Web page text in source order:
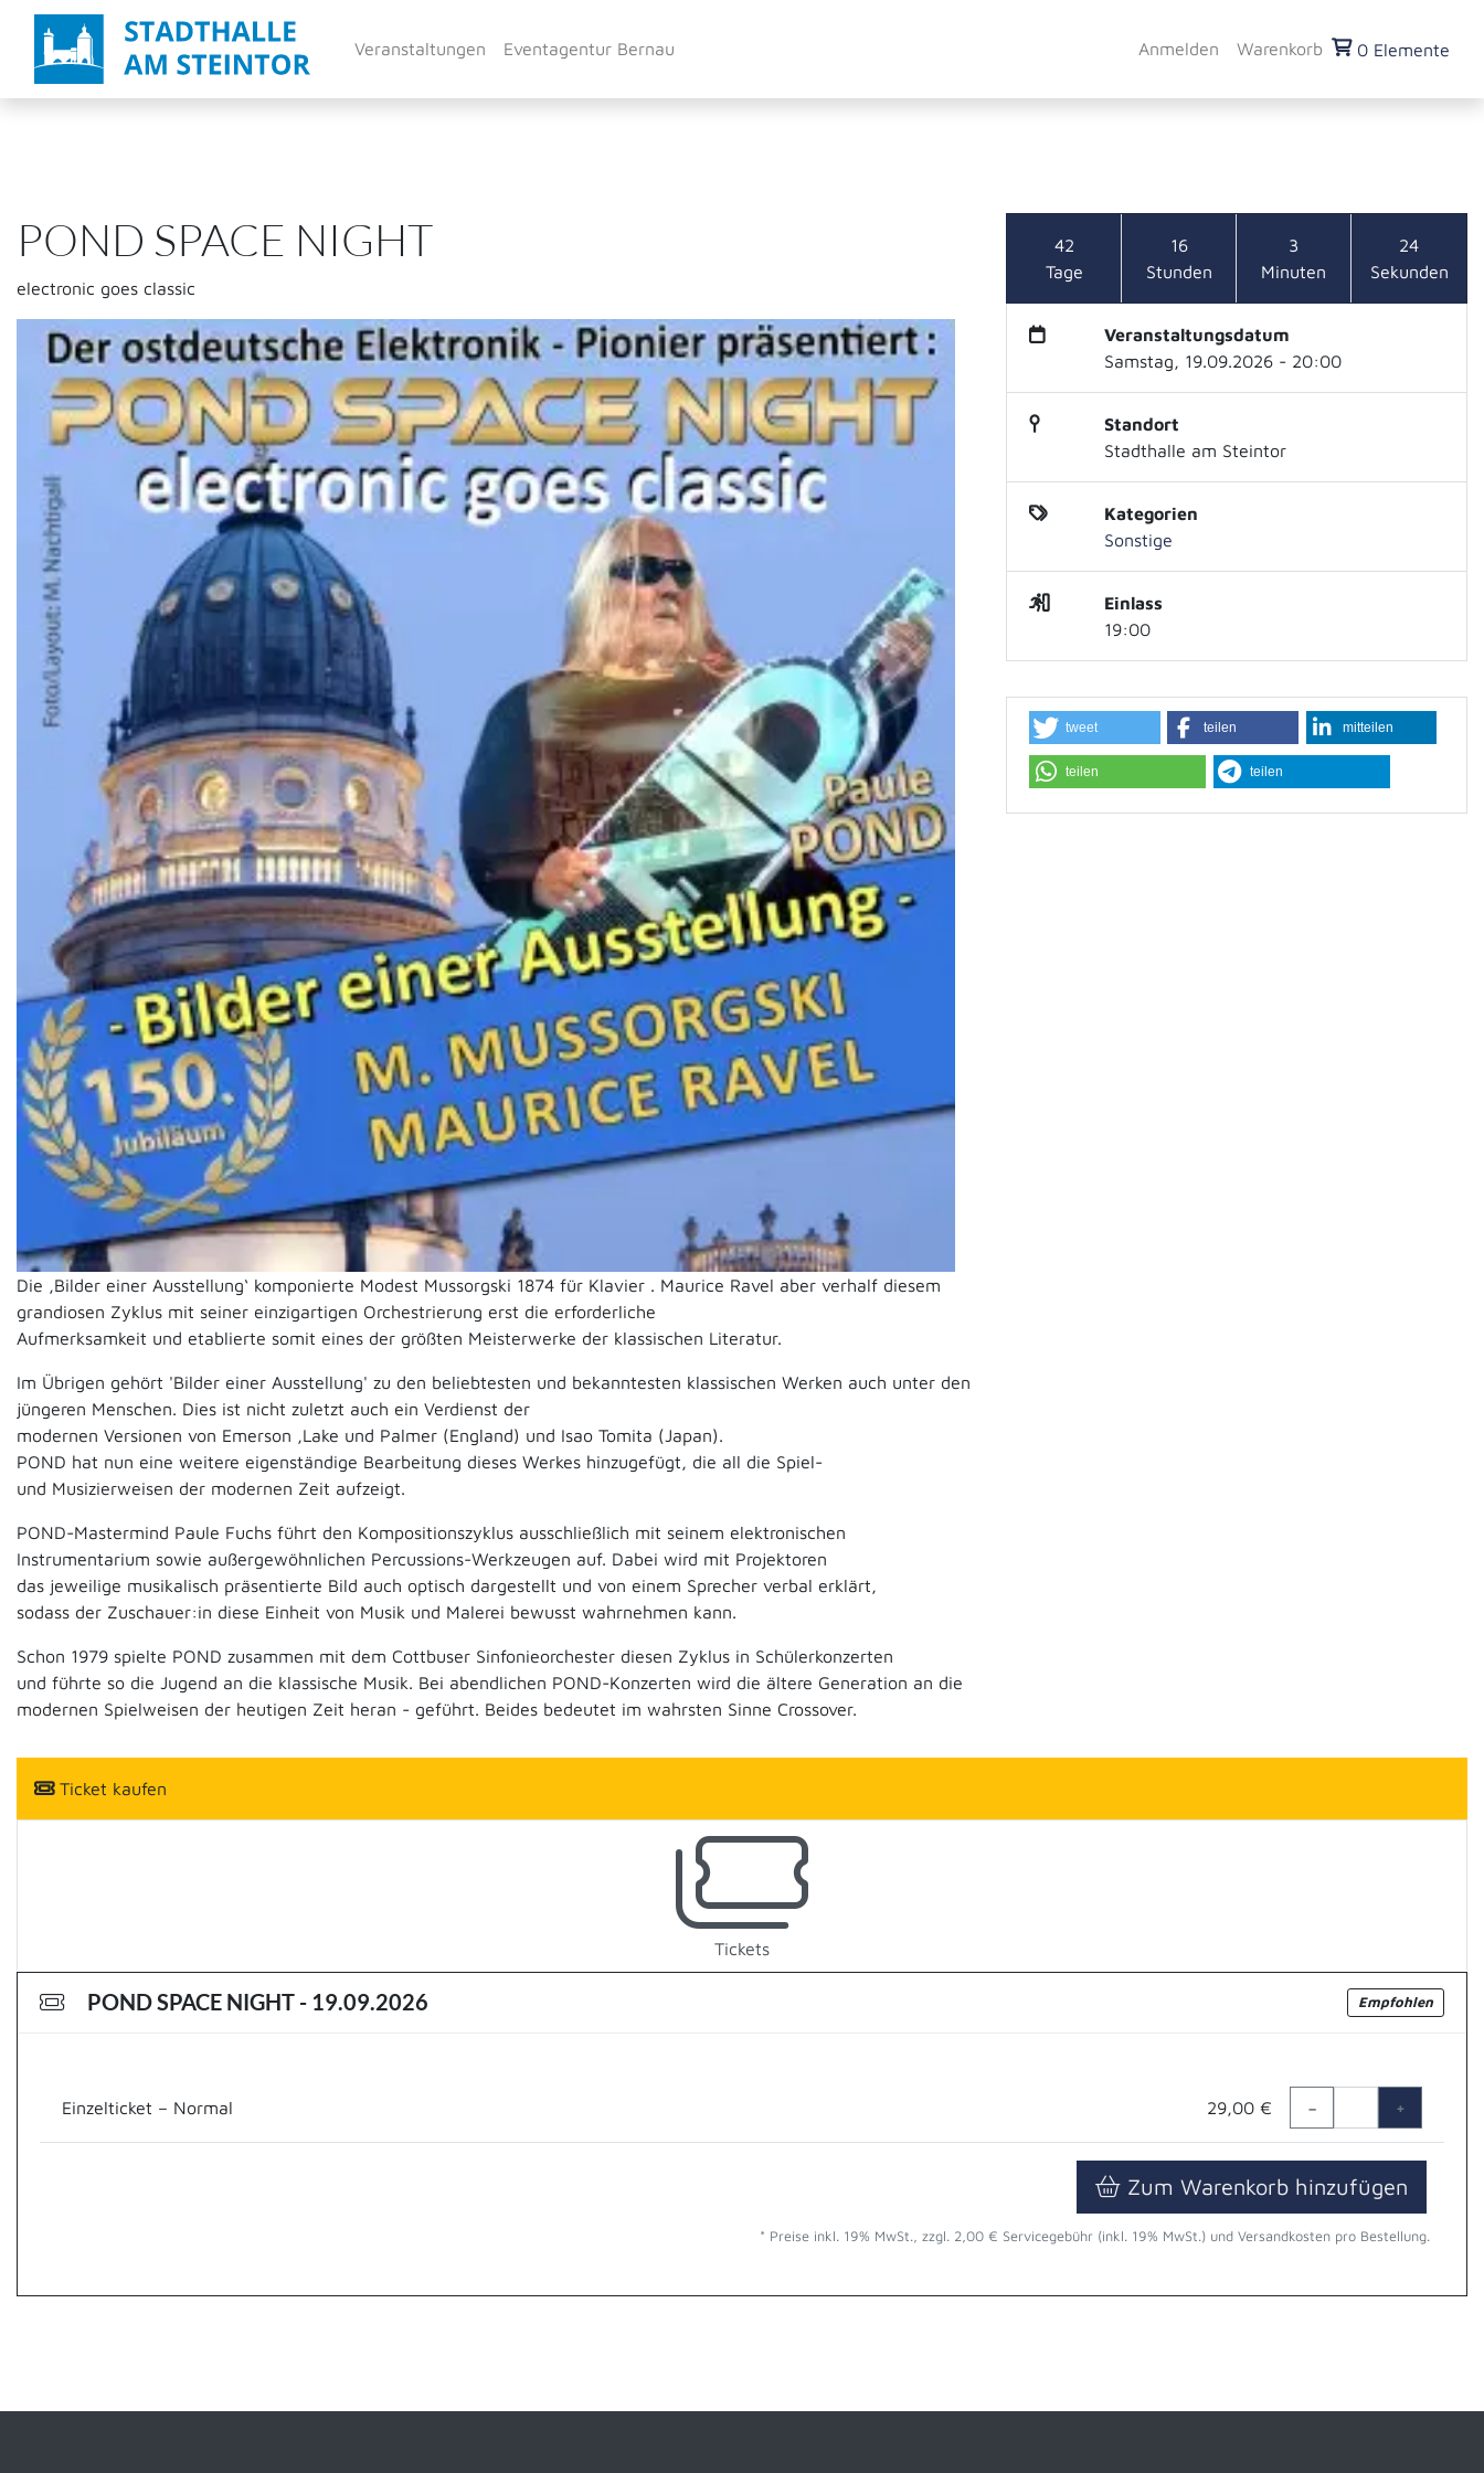
Direkt
Inhalt
Veranstaltungen Eventagentur Bernau Anmelden Warenkorb 0 Elemente
POND SPACE NIGHT
electronic goes classic
Die ‚Bilder einer Ausstellung‘ komponierte Modest Mussorgski 1874 für Klavier . Maurice Ravel aber verhalf diesem
grandiosen Zyklus mit seiner einzigartigen Orchestrierung erst die erforderliche
Aufmerksamkeit und etablierte somit eines der größten Meisterwerke der klassischen Literatur.
Im Übrigen gehört 'Bilder einer Ausstellung' zu den beliebtesten und bekanntesten klassischen Werken auch unter den
jüngeren Menschen. Dies ist nicht zuletzt auch ein Verdienst der
modernen Versionen von Emerson ,Lake und Palmer (England) und Isao Tomita (Japan).
POND hat nun eine weitere eigenständige Bearbeitung dieses Werkes hinzugefügt, die all die Spiel-
und Musizierweisen der modernen Zeit aufzeigt.
POND-Mastermind Paule Fuchs führt den Kompositionszyklus ausschließlich mit seinem elektronischen
Instrumentarium sowie außergewöhnlichen Percussions-Werkzeugen auf. Dabei wird mit Projektoren
das jeweilige musikalisch präsentierte Bild auch optisch dargestellt und von einem Sprecher verbal erklärt,
sodass der Zuschauer:in diese Einheit von Musik und Malerei bewusst wahrnehmen kann.
Schon 1979 spielte POND zusammen mit dem Cottbuser Sinfonieorchester diesen Zyklus in Schülerkonzerten
und führte so die Jugend an die klassische Musik. Bei abendlichen POND-Konzerten wird die ältere Generation an die
modernen Spielweisen der heutigen Zeit heran - geführt. Beides bedeutet im wahrsten Sinne Crossover.
42
Tage
16
Stunden
3
Minuten
23
Sekunden
Veranstaltungsdatum
Samstag, 19.09.2026 - 20:00
Standort
Stadthalle am Steintor
Kategorien
Sonstige
Einlass
19:00
tweet teilen mitteilen
teilen teilen
Ticket kaufen
Tickets
POND SPACE NIGHT - 19.09.2026 Empfohlen
Einzelticket – Normal 29,00 € − +
Zum Warenkorb hinzufügen
* Preise inkl. 19% MwSt., zzgl. 2,00 € Servicegebühr (inkl. 19% MwSt.) und Versandkosten pro Bestellung.